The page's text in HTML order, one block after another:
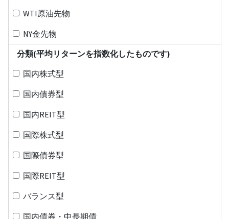
WTI原油先物
NY金先物
分類(平均リターンを指数化したものです)
国内株式型
国内債券型
国内REIT型
国際株式型
国際債券型
国際REIT型
バランス型
国内債券・中長期債